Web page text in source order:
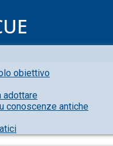
obiettivo
adottare
conoscenze antiche